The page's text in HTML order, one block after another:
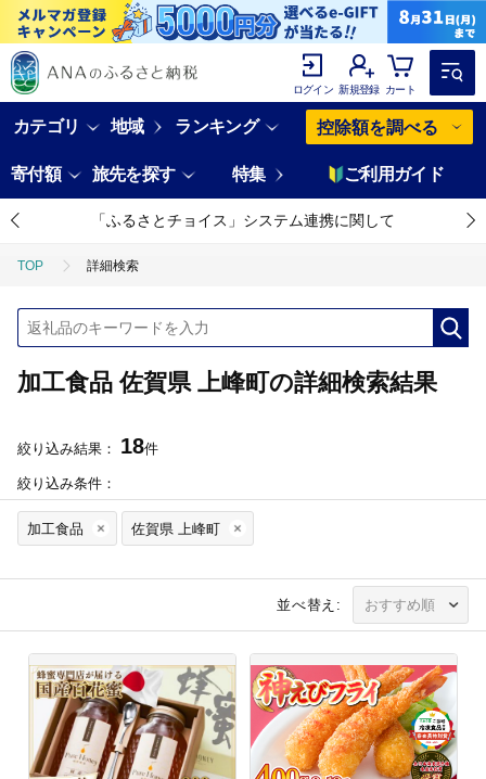
ログイン 新規登録 カート
カテゴリ 地域 ランキング 控除額を調べる
寄付額 旅先を探す 特集 ご利用ガイド
「ふるさとチョイス」システム連携に関して
TOP 詳細検索
加工食品 佐賀県 上峰町の詳細検索結果
絞り込み結果： 18件
絞り込み条件：
加工食品 佐賀県 上峰町
並べ替え: